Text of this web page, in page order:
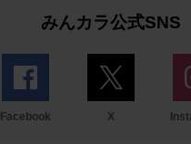
みんカラ公式SNS
Facebook X